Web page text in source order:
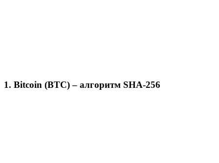
1. Bitcoin (BTC) – алгоритм SHA-256